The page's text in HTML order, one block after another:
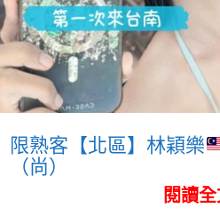
限熟客【北區】林穎樂
（尚）
閱讀